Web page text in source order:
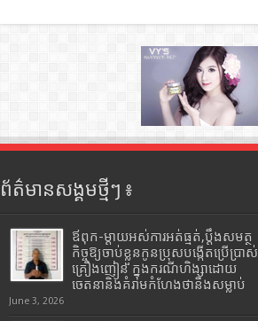
ព័ត៌មានសង្គមថ្មីៗ ៖
ឪពុក-ម្ដាយអស់ការអត់ធ្មត់,ប្ដឹងសមត្ថ
កិច្ចឱ្យចាប់ខ្លួនកូនប្រុសបង្កើតប្រើប្រាស់
គ្រឿងញៀន ក្នុងករណីហិង្សាដោយ
ចេតនានិងគំរាមកំហែងថានឹងសម្លាប់
June 3, 2026